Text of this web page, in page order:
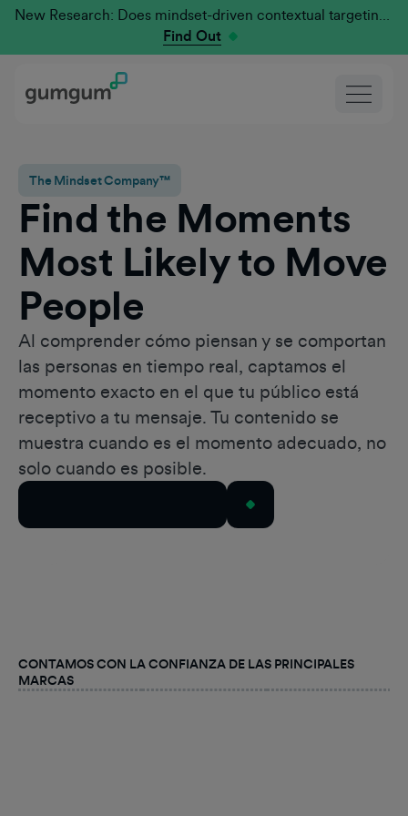
New Research: Does mindset-driven contextual targeting outperform traditional?
Find Out
The Mindset Company™
Find the Moments
Most Likely to Move
People
Al comprender cómo piensan y se comportan
las personas en tiempo real, captamos el
momento exacto en el que tu público está
receptivo a tu mensaje. Tu contenido se
muestra cuando es el momento adecuado, no
solo cuando es posible.
CONTAMOS CON LA CONFIANZA DE LAS PRINCIPALES
MARCAS